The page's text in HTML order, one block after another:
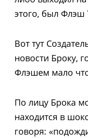
этого, был Флэш
Вот тут
новости Броку,
Флэшем мало
По лицу Брока
находится в
говоря: